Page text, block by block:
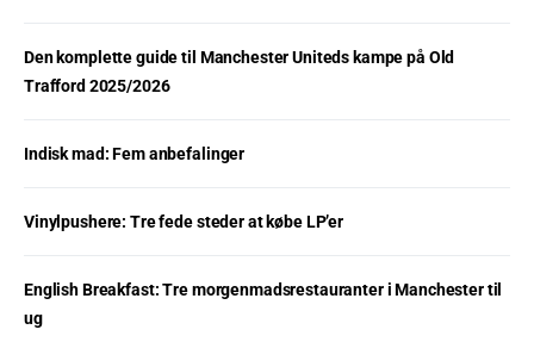
Den komplette guide til Manchester Uniteds kampe på Old
Trafford 2025/2026
Indisk mad: Fem anbefalinger
Vinylpushere: Tre fede steder at købe LP’er
English Breakfast: Tre morgenmadsrestauranter i Manchester til
ug